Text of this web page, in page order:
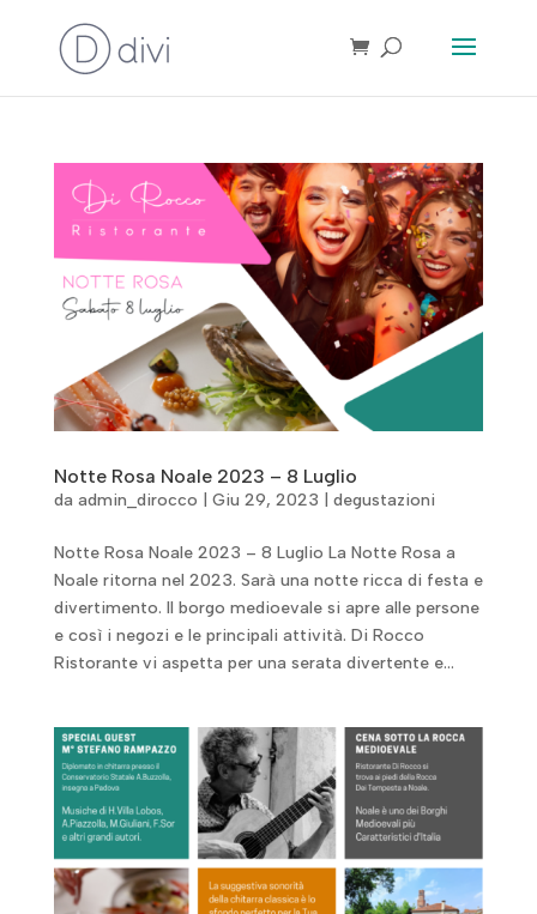
Notte Rosa Noale 2023 – 8 Luglio
da admin_dirocco Giu 29, 2023 degustazioni
Notte Rosa Noale 2023 – 8 Luglio La Notte Rosa a
Noale ritorna nel 2023. Sarà una notte ricca di festa e
divertimento. Il borgo medioevale si apre alle persone
e così i negozi e le principali attività. Di Rocco
Ristorante vi aspetta per una serata divertente e...